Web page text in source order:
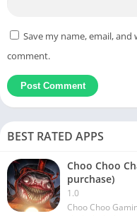
Save my name, email,
comment.
BEST RATED APPS
Choo Choo
purchase)
1.0
Choo Choo